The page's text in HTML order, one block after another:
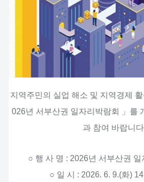
지역주민의 실업 해소 및 지역경제
026년 서부산권 일자리박람회 」를
과 참여 바랍니
○ 행 사 명 : 2026년 서부산권 일
○ 일 시 : 2026. 6. 9.(화)